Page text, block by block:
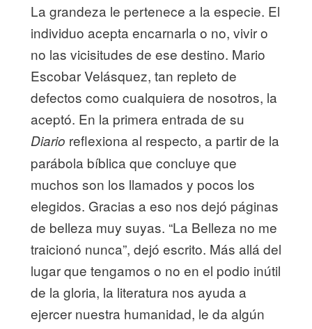
La grandeza le pertenece a la especie. El
individuo acepta encarnarla o no, vivir o
no las vicisitudes de ese destino. Mario
Escobar Velásquez, tan repleto de
defectos como cualquiera de nosotros, la
aceptó. En la primera entrada de su
Diario reflexiona al respecto, a partir de la
parábola bíblica que concluye que
muchos son los llamados y pocos los
elegidos. Gracias a eso nos dejó páginas
de belleza muy suyas. “La Belleza no me
traicionó nunca”, dejó escrito. Más allá del
lugar que tengamos o no en el podio inútil
de la gloria, la literatura nos ayuda a
ejercer nuestra humanidad, le da algún